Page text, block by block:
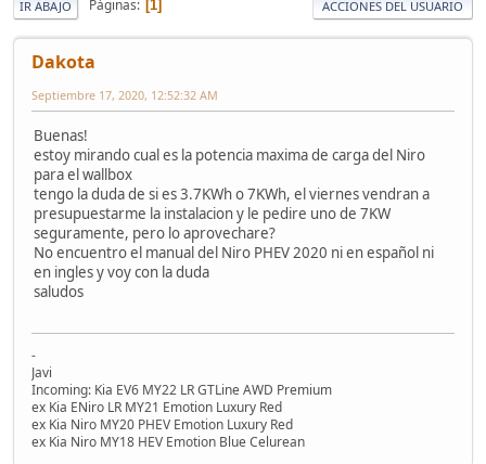
IR ABAJO Páginas 1 ACCIONES DEL USUARIO
Dakota
Septiembre 17, 2020, 12:52:32 AM
Buenas!
estoy mirando cual es la potencia maxima de carga del Niro
para el wallbox
tengo la duda de si es 3.7KWh o 7KWh, el viernes vendran a
presupuestarme la instalacion y le pedire uno de 7KW
seguramente, pero lo aprovechare?
No encuentro el manual del Niro PHEV 2020 ni en español ni
en ingles y voy con la duda
saludos
-
Javi
Incoming: Kia EV6 MY22 LR GTLine AWD Premium
ex Kia ENiro LR MY21 Emotion Luxury Red
ex Kia Niro MY20 PHEV Emotion Luxury Red
ex Kia Niro MY18 HEV Emotion Blue Celurean